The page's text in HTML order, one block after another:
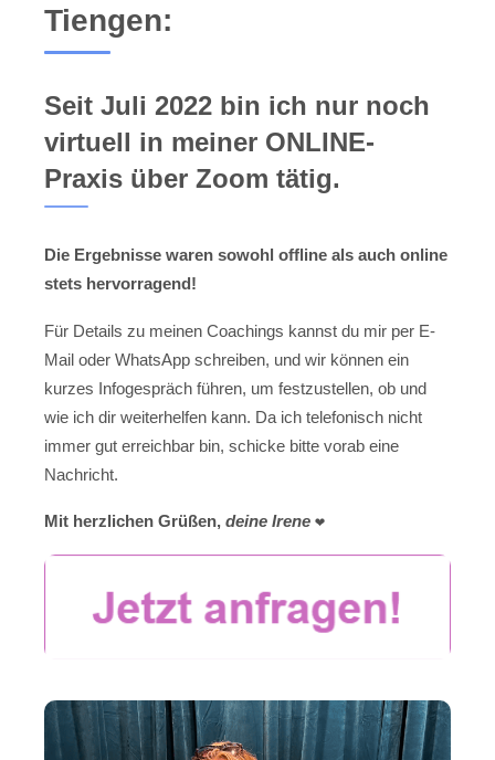
Tiengen:
Seit Juli 2022 bin ich nur noch
virtuell in meiner ONLINE-
Praxis über Zoom tätig.
Die Ergebnisse waren sowohl offline als auch online
stets hervorragend!
Für Details zu meinen Coachings kannst du mir per E-
Mail oder WhatsApp schreiben, und wir können ein
kurzes Infogespräch führen, um festzustellen, ob und
wie ich dir weiterhelfen kann. Da ich telefonisch nicht
immer gut erreichbar bin, schicke bitte vorab eine
Nachricht.
Mit herzlichen Grüßen, deine Irene ❤️